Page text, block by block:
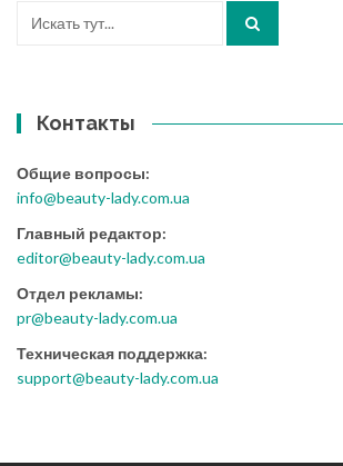
Контакты
Общие вопросы:
info@beauty-lady.com.ua
Главный редактор:
editor@beauty-lady.com.ua
Отдел рекламы:
pr@beauty-lady.com.ua
Техническая поддержка:
support@beauty-lady.com.ua